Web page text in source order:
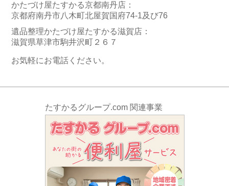
かたづけ屋たすかる京都南丹店：
京都府南丹市八木町北屋賀国府74-1及び76
遺品整理かたづけ屋たすかる滋賀店：
滋賀県草津市駒井沢町２６７
お気軽にお電話ください。
たすかるグループ.com 関連事業